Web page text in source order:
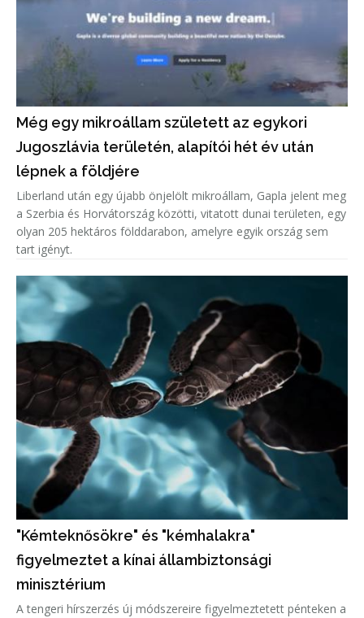
Még egy mikroállam született az egykori
Jugoszlávia területén, alapítói hét év után
lépnek a földjére
Liberland után egy újabb önjelölt mikroállam, Gapla jelent meg
a Szerbia és Horvátország közötti, vitatott dunai területen, egy
olyan 205 hektáros földdarabon, amelyre egyik ország sem
tart igényt.
"Kémteknősökre" és "kémhalakra"
figyelmeztet a kínai állambiztonsági
minisztérium
A tengeri hírszerzés új módszereire figyelmeztetett pénteken a